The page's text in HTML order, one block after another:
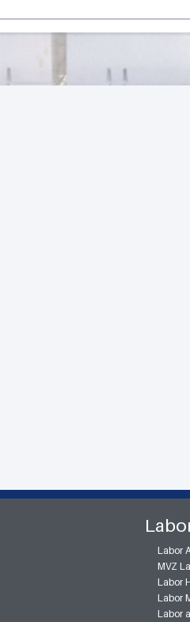
Labor
MVZ
Labor
Labor
Labor